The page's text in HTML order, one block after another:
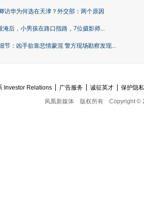
访华为何选在天津？外交部：两个原因
淹后，小男孩在路口指路，7位摄影师...
节：凶手欲靠悲情蒙混 警方现场勘察发现...
Investor Relations 广告服务 诚征英才
保护隐
凤凰新媒体
版权所有 Copyright ©